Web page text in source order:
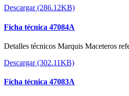
Descargar (286.12KB)
Ficha técnica 47084A
Detalles técnicos Marquis Maceteros
Descargar (302.11KB)
Ficha técnica 47083A